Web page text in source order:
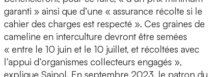
garanti » ainsi que d’une « assurance récolte si le
cahier des charges est respecté ». Ces graines de
cameline en interculture devront être semées
« entre le 10 juin et le 10 juillet, et récoltées avec
l’appui d’organismes collecteurs engagés »,
explique Saipol. En septembre 2023, le patron du